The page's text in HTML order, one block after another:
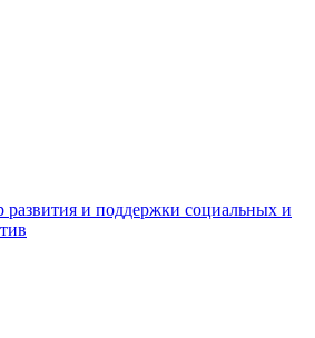
развития и поддержки социальных и